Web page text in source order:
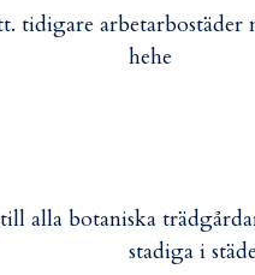
tidigare arbetarbostäder
hehe
alla botaniska
stadiga i